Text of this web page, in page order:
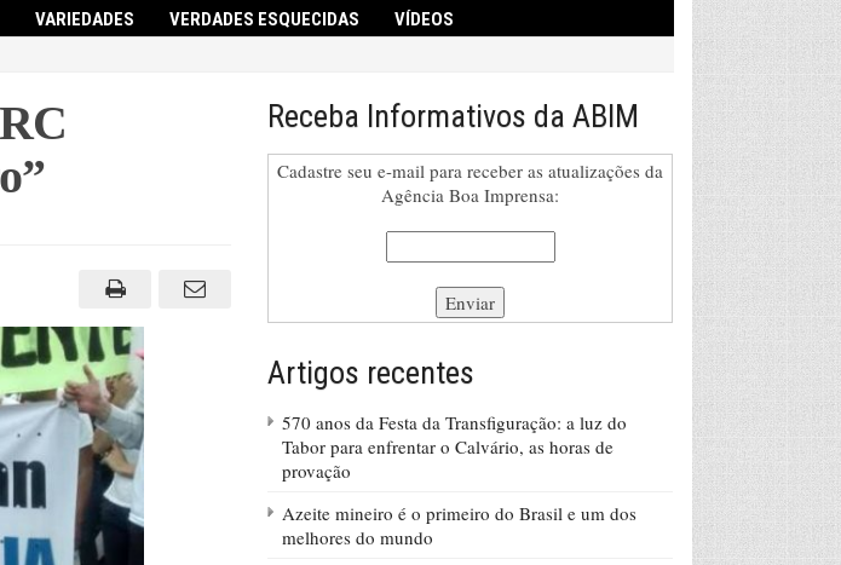
VARIEDADES VERDADES ESQUECIDAS VÍDEOS
Receba Informativos da ABIM
Cadastre seu e-mail para receber as atualizações da
Agência Boa Imprensa:
Artigos recentes
570 anos da Festa da Transfiguração: a luz do
Tabor para enfrentar o Calvário, as horas de
provação
Azeite mineiro é o primeiro do Brasil e um dos
melhores do mundo